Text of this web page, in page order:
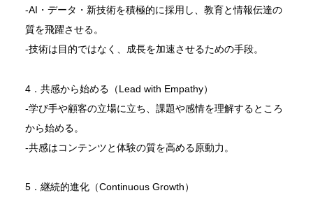
‐AI・データ・新技術を積極的に採用し、教育と情報伝達の
質を飛躍させる。
‐技術は目的ではなく、成長を加速させるための手段。
4．共感から始める（Lead with Empathy）
‐学び手や顧客の立場に立ち、課題や感情を理解するところ
から始める。
‐共感はコンテンツと体験の質を高める原動力。
5．継続的進化（Continuous Growth）